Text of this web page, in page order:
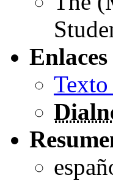
Enlaces